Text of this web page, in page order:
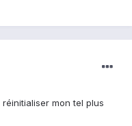
mon tel plus